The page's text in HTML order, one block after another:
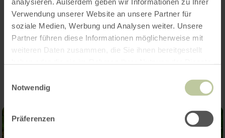
Verwendung unserer Website an unsere Partner für
soziale Medien, Werbung und Analysen weiter. Unsere
Partner führen diese Informationen möglicherweise mit
weiteren Daten zusammen, die Sie ihnen bereitgestellt
Notwendig
Präferenzen
Seating capacity
Impressions